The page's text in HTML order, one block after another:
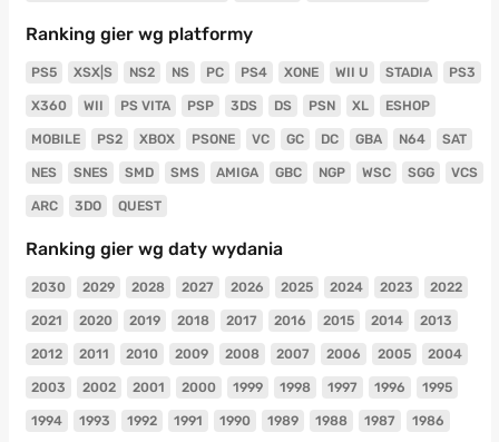
Ranking gier wg platformy
PS5 XSX|S NS2 NS PC PS4 XONE WII U STADIA PS3
X360 WII PS VITA PSP 3DS DS PSN XL ESHOP
MOBILE PS2 XBOX PSONE VC GC DC GBA N64 SAT
NES SNES SMD SMS AMIGA GBC NGP WSC SGG VCS
ARC 3DO QUEST
Ranking gier wg daty wydania
2030 2029 2028 2027 2026 2025 2024 2023 2022
2021 2020 2019 2018 2017 2016 2015 2014 2013
2012 2011 2010 2009 2008 2007 2006 2005 2004
2003 2002 2001 2000 1999 1998 1997 1996 1995
1994 1993 1992 1991 1990 1989 1988 1987 1986